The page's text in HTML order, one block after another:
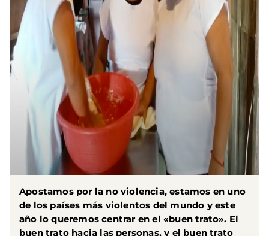
Apostamos por la no violencia, estamos en uno
de los países más violentos del mundo y este
año lo queremos centrar en el «buen trato». El
buen trato hacia las personas, y el buen trato